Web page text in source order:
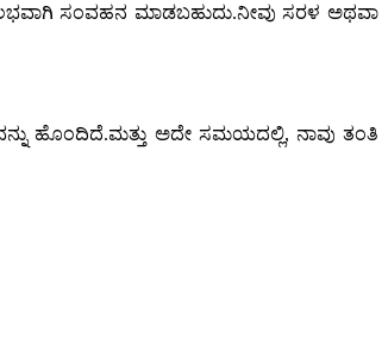
ಸಂವಹನ ಮಾಡಬಹುದು.ನೀವು ಸರಳ ಅಥವಾ
ಹೊಂದಿದೆ.ಮತ್ತು ಅದೇ ಸಮಯದಲ್ಲಿ, ನಾವು ತಂತಿ